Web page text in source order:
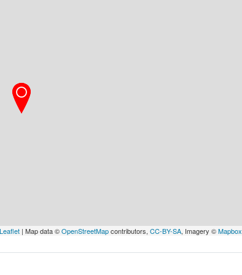
Leaflet | Map data ©OpenStreetMapcontributors, CC-BY-SA, Imagery ©Mapbox